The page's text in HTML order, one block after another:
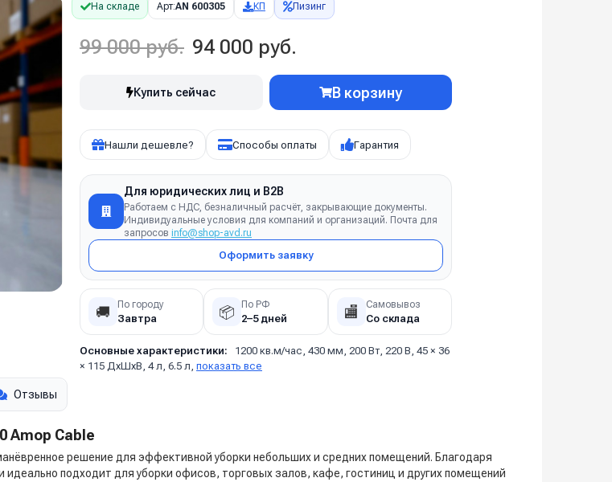
На складе Арт:AN 600305 КП Лизинг
99 000 руб. 94 000 руб.
Купить сейчас В корзину
Нашли дешевле? Способы оплаты Гарантия
Для юридических лиц и B2B
Работаем с НДС, безналичный расчёт, закрывающие документы.
Индивидуальные условия для компаний и организаций. Почта для
запросов info@shop-avd.ru
Оформить заявку
🚚 По городу
Завтра 📦 По РФ
2–5 дней 🏬 Самовывоз
Со склада
Основные характеристики:
1200 кв.м/час, 430 мм, 200 Вт, 220 В, 45 × 36
× 115 ДхШхВ, 4 л, 6.5 л, показать все
Отзывы
Amop Cable
решение для эффективной уборки небольших и средних помещений. Благодаря
идеально подходит для уборки офисов, торговых залов, кафе, гостиниц и других помещений